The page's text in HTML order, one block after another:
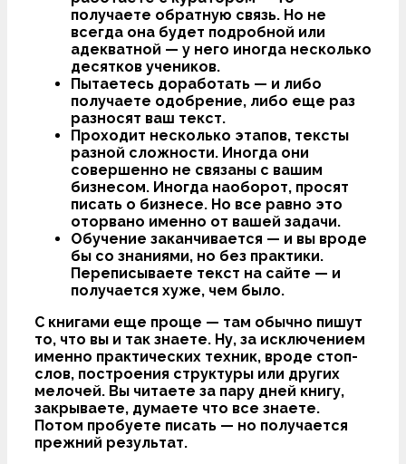
получаете обратную связь. Но не
всегда она будет подробной или
адекватной — у него иногда несколько
десятков учеников.
Пытаетесь доработать — и либо
получаете одобрение, либо еще раз
разносят ваш текст.
Проходит несколько этапов, тексты
разной сложности. Иногда они
совершенно не связаны с вашим
бизнесом. Иногда наоборот, просят
писать о бизнесе. Но все равно это
оторвано именно от вашей задачи.
Обучение заканчивается — и вы вроде
бы со знаниями, но без практики.
Переписываете текст на сайте — и
получается хуже, чем было.
С книгами еще проще — там обычно пишут
то, что вы и так знаете. Ну, за исключением
именно практических техник, вроде стоп-
слов, построения структуры или других
мелочей. Вы читаете за пару дней книгу,
закрываете, думаете что все знаете.
Потом пробуете писать — но получается
прежний результат.